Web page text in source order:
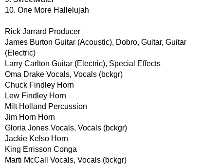
10. One More Hallelujah
Rick Jarrard Producer
James Burton Guitar (Acoustic), Dobro, Guitar, Guitar
(Electric)
Larry Carlton Guitar (Electric), Special Effects
Oma Drake Vocals, Vocals (bckgr)
Chuck Findley Horn
Lew Findley Horn
Milt Holland Percussion
Jim Horn Horn
Gloria Jones Vocals, Vocals (bckgr)
Jackie Kelso Horn
King Errisson Conga
Marti McCall Vocals, Vocals (bckgr)